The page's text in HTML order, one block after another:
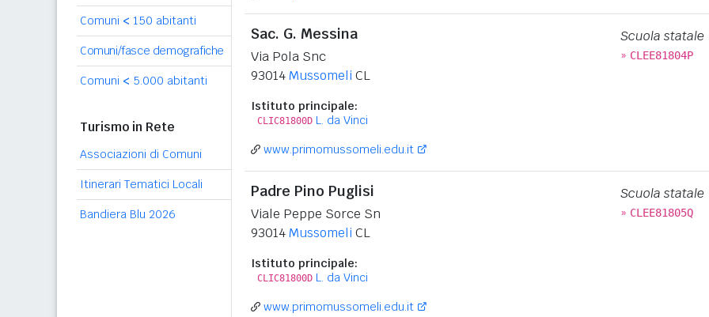
Comuni < 150 abitanti
Comuni/fasce demografiche
Comuni < 5.000 abitanti
Turismo in Rete
Associazioni di Comuni
Itinerari Tematici Locali
Bandiera Blu 2026
Sac. G. Messina
Via Pola Snc
93014Mussomeli CL
Istituto principale:
CLIC81800D L. da Vinci
Scuola statale
» CLEE81804P
www.primomussomeli.edu.it
Padre Pino Puglisi
Viale Peppe Sorce Sn
93014Mussomeli CL
Istituto principale:
CLIC81800D L. da Vinci
Scuola statale
» CLEE81805Q
www.primomussomeli.edu.it